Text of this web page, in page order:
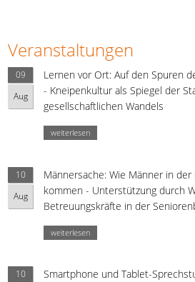
Veranstaltungen
09
Aug
Lernen vor Ort: Auf den Spuren
- Kneipenkultur als Spiegel der
gesellschaftlichen Wandels
weiterlesen
10
Aug
Männersache: Wie Männer in
kommen - Unterstützung durch
Betreuungskräfte in der
weiterlesen
10
Smartphone und Tablet-